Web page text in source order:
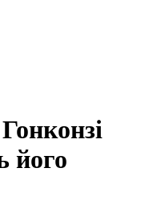
його